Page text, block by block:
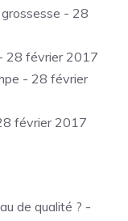
- 28
28 février 2017
- 28 février
février 2017
de qualité ? -